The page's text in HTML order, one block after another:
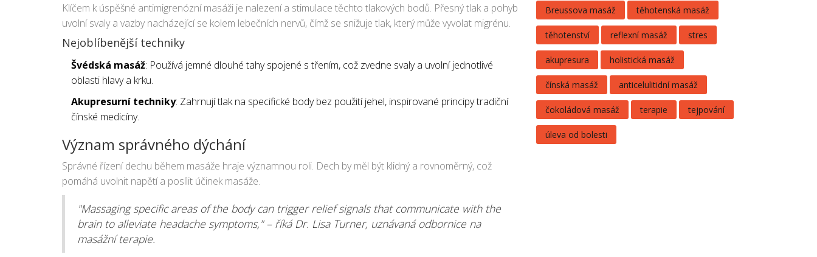
Klíčem k úspěšné antimigrenózní masáži je nalezení a stimulace těchto tlakových bodů. Přesný tlak a pohyb
uvolní svaly a vazby nacházející se kolem lebečních nervů, čímž se snižuje tlak, který může vyvolat migrénu.
Nejoblíbenější techniky
Švédská masáž: Používá jemné dlouhé tahy spojené s třením, což zvedne svaly a uvolní jednotlivé
oblasti hlavy a krku.
Akupresurní techniky: Zahrnují tlak na specifické body bez použití jehel, inspirované principy tradiční
čínské medicíny.
Význam správného dýchání
Správné řízení dechu během masáže hraje významnou roli. Dech by měl být klidný a rovnoměrný, což
pomáhá uvolnit napětí a posílit účinek masáže.
"Massaging specific areas of the body can trigger relief signals that communicate with the
brain to alleviate headache symptoms," – říká Dr. Lisa Turner, uznávaná odbornice na
masážní terapie.
Breussova masáž těhotenská masáž
těhotenství reflexní masáž stres
akupresura holistická masáž
čínská masáž anticelulitidní masáž
čokoládová masáž terapie tejpování
úleva od bolesti